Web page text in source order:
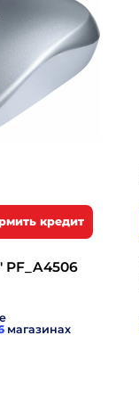
кредит
магазинах